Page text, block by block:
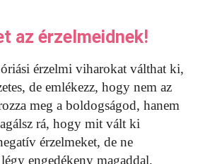
az érzelmeidnek!
érzelmi viharokat válthat ki,
de emlékezz, hogy nem az
meg a boldogságod, hanem
rá, hogy mit vált ki
érzelmeket, de ne
engedékeny magaddal,